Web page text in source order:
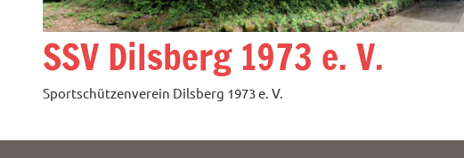
SSV Dilsberg 1973 e. V.
Sportschützenverein Dilsberg 1973 e. V.